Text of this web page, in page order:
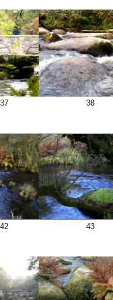
37 38
42 43